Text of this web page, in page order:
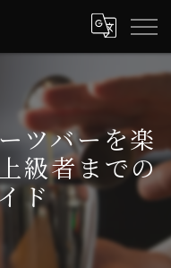
ツバーを楽
級者までの
ド